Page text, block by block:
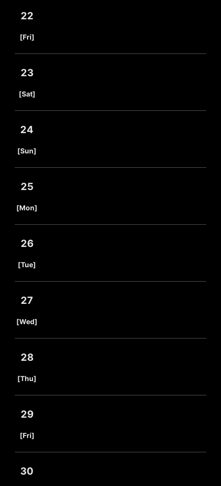
22
[Fri]
23
[Sat]
24
[Sun]
25
[Mon]
26
[Tue]
27
[Wed]
28
[Thu]
29
[Fri]
30